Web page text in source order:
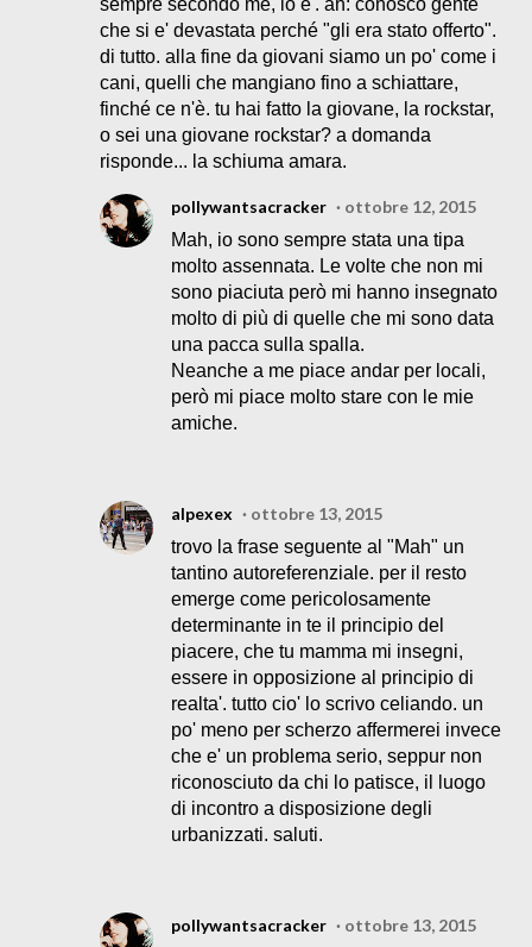
sempre secondo me, lo e'. ah: conosco gente
che si e' devastata perché "gli era stato offerto".
di tutto. alla fine da giovani siamo un po' come i
cani, quelli che mangiano fino a schiattare,
finché ce n'è. tu hai fatto la giovane, la rockstar,
o sei una giovane rockstar? a domanda
risponde... la schiuma amara.
pollywantsacracker
ottobre 12, 2015
Mah, io sono sempre stata una tipa
molto assennata. Le volte che non mi
sono piaciuta però mi hanno insegnato
molto di più di quelle che mi sono data
una pacca sulla spalla.
Neanche a me piace andar per locali,
però mi piace molto stare con le mie
amiche.
alpexex
ottobre 13, 2015
trovo la frase seguente al "Mah" un
tantino autoreferenziale. per il resto
emerge come pericolosamente
determinante in te il principio del
piacere, che tu mamma mi insegni,
essere in opposizione al principio di
realta'. tutto cio' lo scrivo celiando. un
po' meno per scherzo affermerei invece
che e' un problema serio, seppur non
riconosciuto da chi lo patisce, il luogo
di incontro a disposizione degli
urbanizzati. saluti.
pollywantsacracker
ottobre 13, 2015